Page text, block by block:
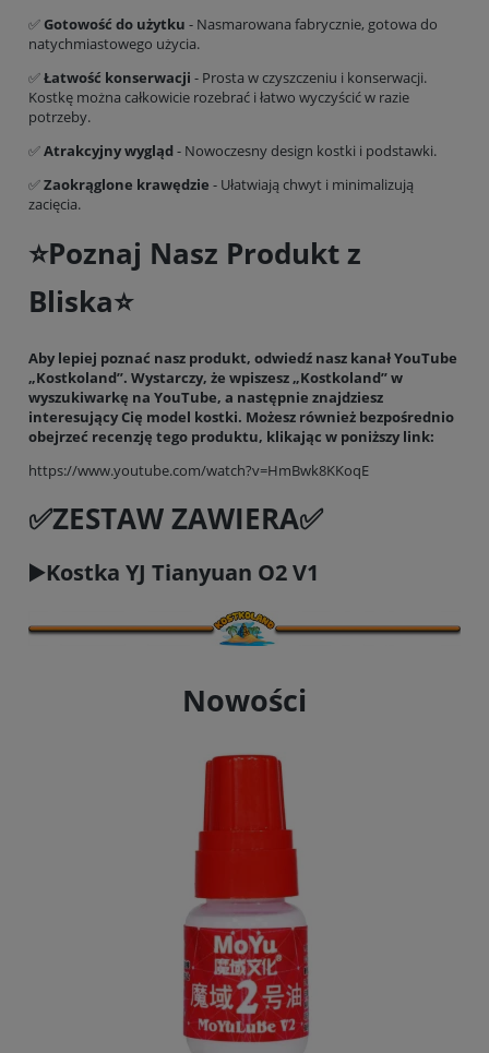
✅Gotowość do użytku - Nasmarowana fabrycznie, gotowa do
natychmiastowego użycia.
✅Łatwość konserwacji - Prosta w czyszczeniu i konserwacji.
Kostkę można całkowicie rozebrać i łatwo wyczyścić w razie
potrzeby.
✅Atrakcyjny wygląd- Nowoczesny design kostki i podstawki.
✅Zaokrąglone krawędzie - Ułatwiają chwyt i minimalizują
zacięcia.
⭐️Poznaj Nasz Produkt z
Bliska⭐️
Aby lepiej poznać nasz produkt, odwiedź nasz kanał YouTube
„Kostkoland”. Wystarczy, że wpiszesz „Kostkoland” w
wyszukiwarkę na YouTube, a następnie znajdziesz
interesujący Cię model kostki. Możesz również bezpośrednio
obejrzeć recenzję tego produktu, klikając w poniższy link:
https://www.youtube.com/watch?v=HmBwk8KKoqE
✅ZESTAW ZAWIERA✅
▶️Kostka YJ Tianyuan O2 V1
Nowości